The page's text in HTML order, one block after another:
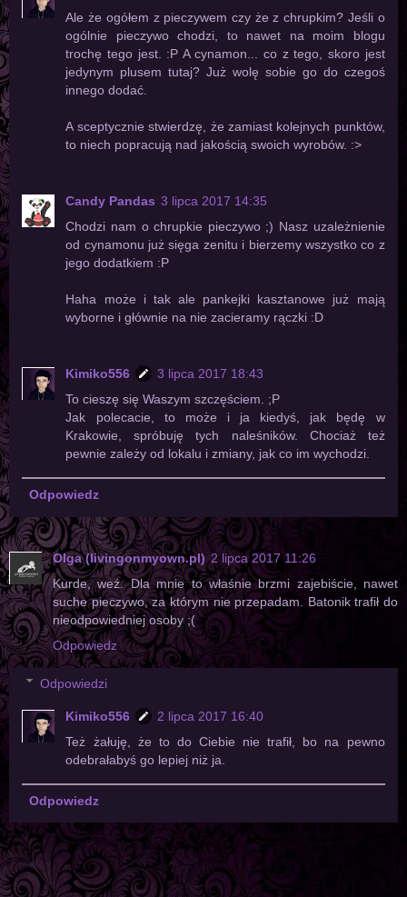
Ale że ogółem z pieczywem czy że z chrupkim? Jeśli o
ogólnie pieczywo chodzi, to nawet na moim blogu
trochę tego jest. :P A cynamon... co z tego, skoro jest
jedynym plusem tutaj? Już wolę sobie go do czegoś
innego dodać.
A sceptycznie stwierdzę, że zamiast kolejnych punktów,
to niech popracują nad jakością swoich wyrobów. :>
Candy Pandas 3 lipca 2017 14:35
Chodzi nam o chrupkie pieczywo ;) Nasz uzależnienie
od cynamonu już sięga zenitu i bierzemy wszystko co z
jego dodatkiem :P
Haha może i tak ale pankejki kasztanowe już mają
wyborne i głównie na nie zacieramy rączki :D
Kimiko556
3 lipca 2017 18:43
To cieszę się Waszym szczęściem. ;P
Jak polecacie, to może i ja kiedyś, jak będę w
Krakowie, spróbuję tych naleśników. Chociaż też
pewnie zależy od lokalu i zmiany, jak co im wychodzi.
Odpowiedz
Olga (livingonmyown.pl) 2 lipca 2017 11:26
Kurde, weź. Dla mnie to właśnie brzmi zajebiście, nawet
suche pieczywo, za którym nie przepadam. Batonik trafił do
nieodpowiedniej osoby ;(
Odpowiedz
Odpowiedzi
Kimiko556
2 lipca 2017 16:40
Też żałuję, że to do Ciebie nie trafił, bo na pewno
odebrałabyś go lepiej niż ja.
Odpowiedz